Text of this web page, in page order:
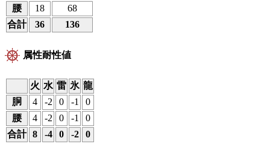
腰
18
68
合計
36 136
属性耐性値
火 水 雷 氷 龍
胴
4 -2 0 -1
0
腰
4 -2 0 -1
0
合計 8 -4 0 -2 0